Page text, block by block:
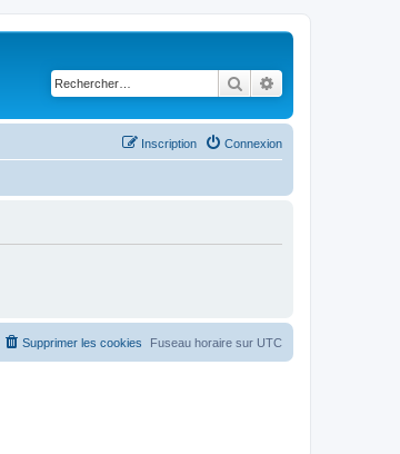
Rechercher
Connexion
Inscription
Fuseau horaire sur UTC
Supprimer les cookies